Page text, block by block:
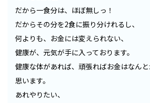
だから一食分は、ほぼ無しっ！
だからその分を2食に振り分けれるし、
何よりも、お金には変えられない、
健康が、元気が手に入っております。
健康な体があれば、頑張ればお金はなん
思います。
あれやりたい、